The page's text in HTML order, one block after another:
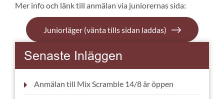
Mer info och länk till anmälan via juniorernas sida:
Juniorläger (vänta tills sidan laddas)
Senaste Inläggen
Anmälan till Mix Scramble 14/8 är öppen